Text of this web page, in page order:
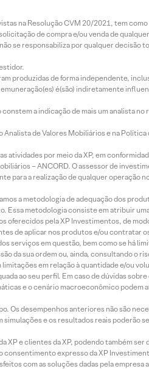
na Resolução CVM 20/2021, tem
de compra e/ou venda de
se responsabiliza por qualquer decisão
produzidas de forma independente,
é(são) indiretamente
a indicação de mais um analista no
de Valores Mobiliários e na
atividades por meio da XP, em
– ANCORD. O assessor de
para a realização de qualquer operação
a metodologia de adequação dos
Essa metodologia consiste em atribuir
oferecidos pela XP Investimentos, de
de aplicar nos produtos e/ou contratar
serviços em questão, bem como se há
da sua ordem ou, ainda, consultando o
em relação à quantidade e/ou
ao seu perfil. Em caso de dúvidas
e o cenário macroeconômico podem
Os desempenhos anteriores não são
e os resultados reais poderão
e clientes da XP, podendo também ser
consentimento expresso da XP
com as soluções dadas pela empresa